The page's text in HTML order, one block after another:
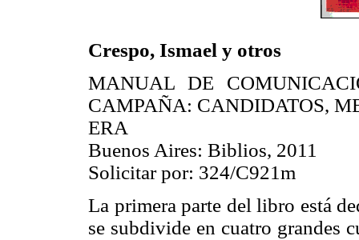
Crespo, Ismael y otros
MANUAL DE
CAMPAÑA: CANDIDATOS,
ERA
Buenos Aires: Biblios, 2011
Solicitar por: 324/C921m
La primera parte del libro está
se subdivide en cuatro grandes